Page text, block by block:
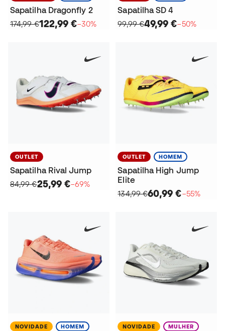
Sapatilha Dragonfly 2
174,99 €122,99 €−30%
Sapatilha SD 4
99,99 €49,99 €−50%
OUTLET
Sapatilha Rival Jump
84,99 €25,99 €−69%
OUTLET HOMEM
Sapatilha High Jump
Elite
134,99 €60,99 €−55%
NOVIDADE HOMEM NOVIDADE MULHER